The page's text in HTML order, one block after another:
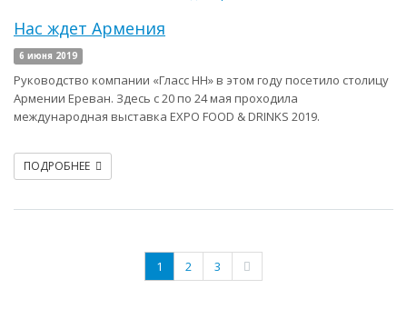
Нас ждет Армения
6 июня 2019
Руководство компании «Гласс НН» в этом году посетило столицу
Армении Ереван. Здесь с 20 по 24 мая проходила
международная выставка EXPO FOOD & DRINKS 2019.
ПОДРОБНЕЕ
1 2 3